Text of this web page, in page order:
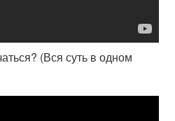
(Вся суть в одном